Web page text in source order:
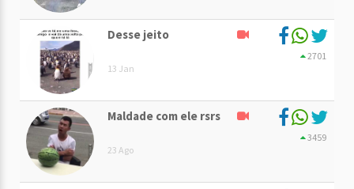
Desse jeito
13 Jan
2701
Maldade com ele rsrs
23 Ago
3459